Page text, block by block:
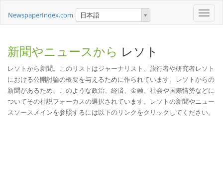
Toggle
NewspaperIndex.com 日本語
新聞やニュースから レソト
レソトから新聞。このリストはジャーナリスト、旅行者や研究者レソト
における公開討論の概要を与えるために作られています。レソトからの
新聞があるため、このような政治、経済、金融、社会や国際情勢などに
ついてその社説フォーカスの選択されています。レソトの新聞やニュー
スソースメインを参照するには以下のリンクをクリックしてください。